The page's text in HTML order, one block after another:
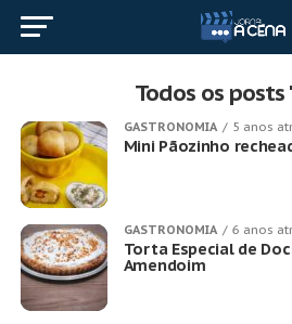
Todos os posts
GASTRONOMIA 5 anos
Mini Pãozinho
GASTRONOMIA 6 anos
Torta Especial de
Amendoim